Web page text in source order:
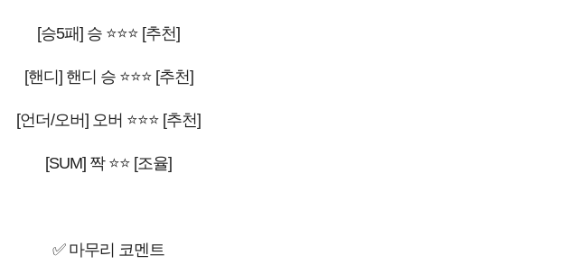
[승5패] 승 ⭐⭐⭐ [추천]
[핸디] 핸디 승 ⭐⭐⭐ [추천]
[언더/오버] 오버 ⭐⭐⭐ [추천]
[SUM] 짝 ⭐⭐ [조율]
✅ 마무리 코멘트